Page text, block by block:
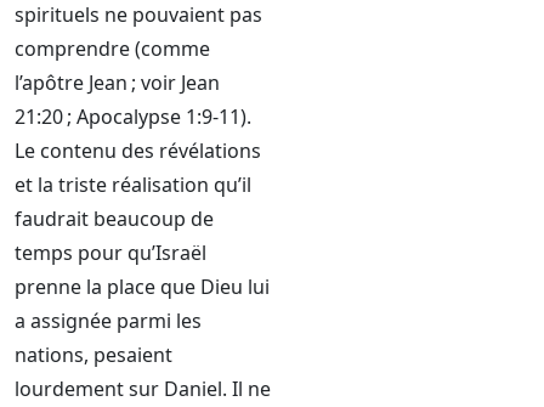
spirituels ne pouvaient pas
comprendre (comme
l’apôtre Jean ; voir Jean
21:20 ; Apocalypse 1:9-11).
Le contenu des révélations
et la triste réalisation qu’il
faudrait beaucoup de
temps pour qu’Israël
prenne la place que Dieu lui
a assignée parmi les
nations, pesaient
lourdement sur Daniel. Il ne